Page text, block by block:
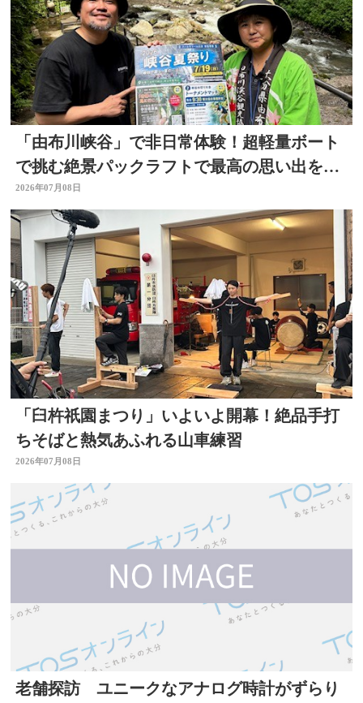
「由布川峡谷」で非日常体験！超軽量ボート
で挑む絶景パックラフトで最高の思い出を作
ろう
2026年07月08日
「臼杵祇園まつり」いよいよ開幕！絶品手打
ちそばと熱気あふれる山車練習
2026年07月08日
老舗探訪 ユニークなアナログ時計がずらり